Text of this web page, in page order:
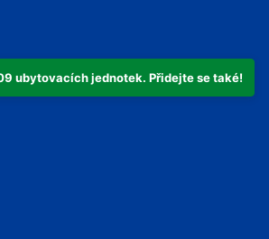
ubytovacích jednotek. Přidejte se také!